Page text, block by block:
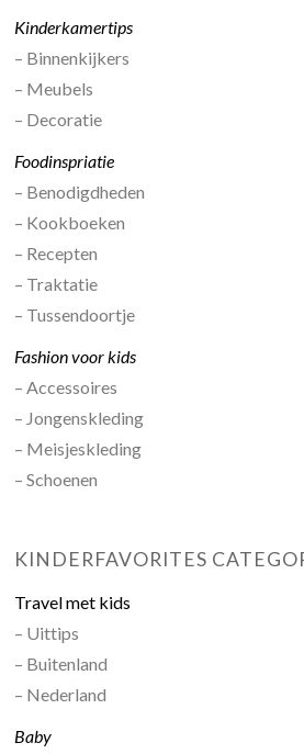
Kinderkamertips
– Binnenkijkers
– Meubels
– Decoratie
Foodinspriatie
– Benodigdheden
– Kookboeken
– Recepten
– Traktatie
– Tussendoortje
Fashion voor kids
– Accessoires
– Jongenskleding
– Meisjeskleding
– Schoenen
KINDERFAVORITES
Travel met kids
– Uittips
– Buitenland
– Nederland
Baby